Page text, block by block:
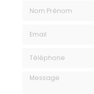
Nom Prénom
Téléphone
Message